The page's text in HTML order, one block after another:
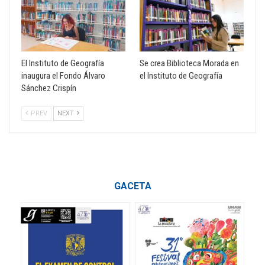
El Instituto de Geografía
inaugura el Fondo Álvaro
Sánchez Crispín
Se crea Biblioteca Morada en
el Instituto de Geografía
PREV NEXT
GACETA